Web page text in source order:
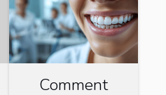
Comment